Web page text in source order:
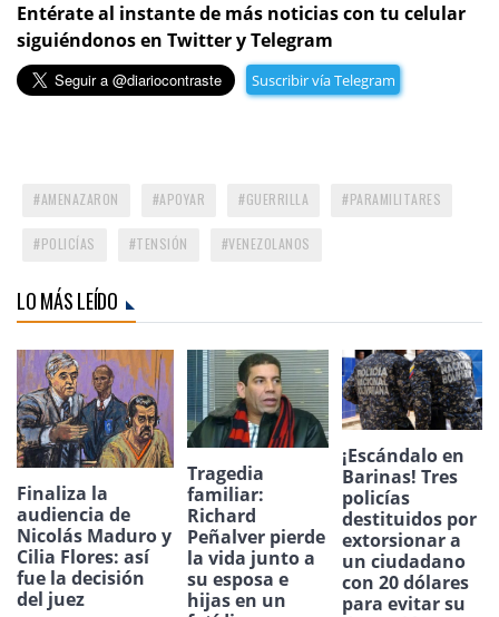
Entérate al instante de más noticias con tu celular
siguiéndonos en Twitter y Telegram
Suscribir vía Telegram
AMENAZARON APOYAR GUERRILLA PARAMILITARES
POLICÍAS TENSIÓN VENEZOLANOS
LO MÁS LEÍDO
Finaliza la
audiencia de
Nicolás Maduro y
Cilia Flores: así
fue la decisión
del juez
Tragedia
familiar:
Richard
Peñalver pierde
la vida junto a
su esposa e
hijas en un
¡Escándalo en
Barinas! Tres
policías
destituidos por
extorsionar a
un ciudadano
con 20 dólares
para evitar su